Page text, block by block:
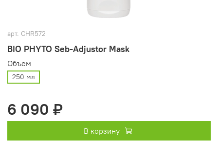
арт. CHR572
BIO PHYTO Seb-Adjustor Mask
Объем
250 мл
6 090 ₽
В корзину